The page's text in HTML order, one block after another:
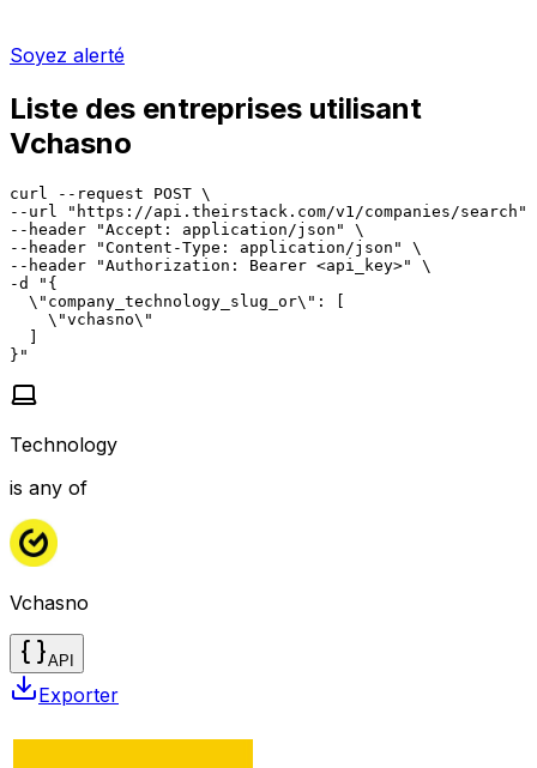
Soyez alerté
Liste des entreprises utilisant
Vchasno
curl --request POST \
--url "https://api.theirstack.com/v1/companies/search"
--header "Accept: application/json" \
--header "Content-Type: application/json" \
--header "Authorization: Bearer <api_key>" \
-d "{
  \"company_technology_slug_or\": [
    \"vchasno\"
  ]
}"
Technology
is any of
Vchasno
API
Exporter